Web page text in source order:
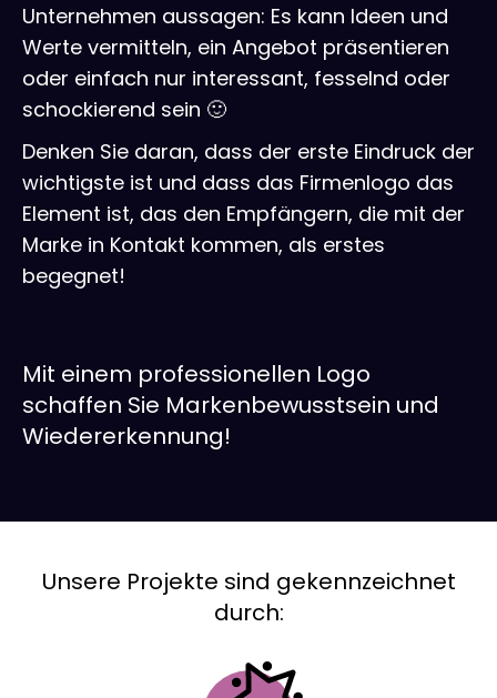
Unternehmen aussagen: Es kann Ideen und
Werte vermitteln, ein Angebot präsentieren
oder einfach nur interessant, fesselnd oder
schockierend sein 🙂
Denken Sie daran, dass der erste Eindruck der
wichtigste ist und dass das Firmenlogo das
Element ist, das den Empfängern, die mit der
Marke in Kontakt kommen, als erstes
begegnet!
Mit einem professionellen Logo
schaffen Sie Markenbewusstsein und
Wiedererkennung!
Unsere Projekte sind gekennzeichnet
durch: